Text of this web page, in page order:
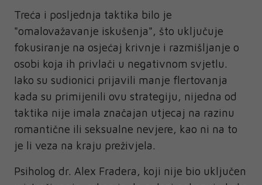
Treća i posljednja taktika bilo je
"omalovažavanje iskušenja", što uključuje
fokusiranje na osjećaj krivnje i razmišljanje o
osobi koja ih privlači u negativnom svjetlu.
Iako su sudionici prijavili manje flertovanja
kada su primijenili ovu strategiju, nijedna od
taktika nije imala značajan utjecaj na razinu
romantične ili seksualne nevjere, kao ni na to
je li veza na kraju preživjela.
Psiholog dr. Alex Fradera, koji nije bio uključen